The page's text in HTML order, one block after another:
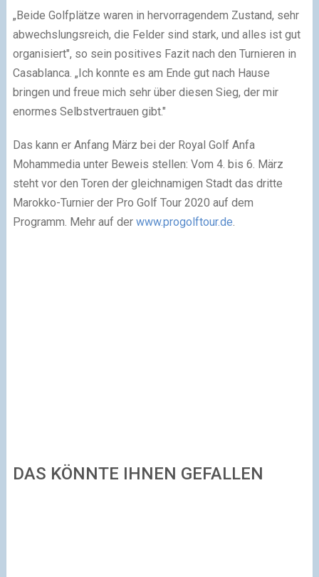
„Beide Golfplätze waren in hervorragendem Zustand, sehr
abwechslungsreich, die Felder sind stark, und alles ist gut
organisiert", so sein positives Fazit nach den Turnieren in
Casablanca. „Ich konnte es am Ende gut nach Hause
bringen und freue mich sehr über diesen Sieg, der mir
enormes Selbstvertrauen gibt."
Das kann er Anfang März bei der Royal Golf Anfa
Mohammedia unter Beweis stellen: Vom 4. bis 6. März
steht vor den Toren der gleichnamigen Stadt das dritte
Marokko-Turnier der Pro Golf Tour 2020 auf dem
Programm. Mehr auf der www.progolftour.de
DAS KÖNNTE IHNEN GEFALLEN